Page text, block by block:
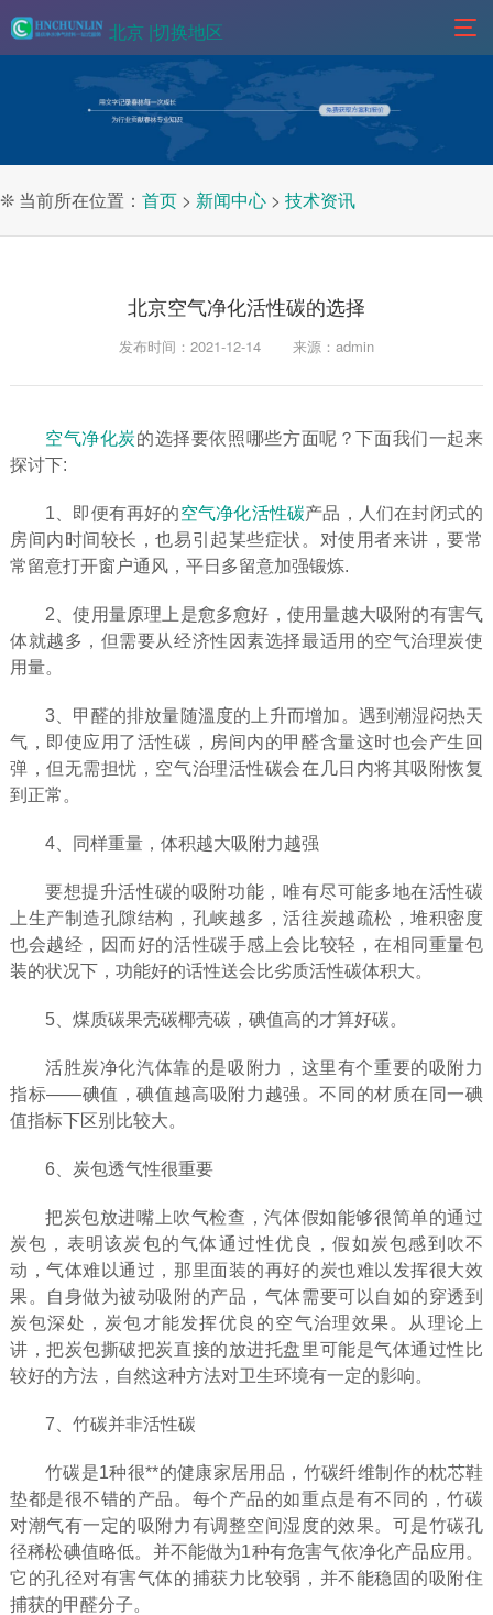
北京 |切换地区
❊ 当前所在位置： 首页 > 新闻中心 > 技术资讯
北京空气净化活性碳的选择
发布时间：2021-12-14 来源：admin
空气净化炭的选择要依照哪些方面呢？下面我们一起来
探讨下:
1、即便有再好的空气净化活性碳产品，人们在封闭式的
房间内时间较长，也易引起某些症状。对使用者来讲，要常
常留意打开窗户通风，平日多留意加强锻炼.
2、使用量原理上是愈多愈好，使用量越大吸附的有害气
体就越多，但需要从经济性因素选择最适用的空气治理炭使
用量。
3、甲醛的排放量随溫度的上升而增加。遇到潮湿闷热天
气，即使应用了活性碳，房间内的甲醛含量这时也会产生回
弹，但无需担忧，空气治理活性碳会在几日内将其吸附恢复
到正常。
4、同样重量，体积越大吸附力越强
要想提升活性碳的吸附功能，唯有尽可能多地在活性碳
上生产制造孔隙结构，孔峡越多，活往炭越疏松，堆积密度
也会越经，因而好的活性碳手感上会比较轻，在相同重量包
装的状况下，功能好的话性送会比劣质活性碳体积大。
5、煤质碳果壳碳椰壳碳，碘值高的才算好碳。
活胜炭净化汽体靠的是吸附力，这里有个重要的吸附力
指标——碘值，碘值越高吸附力越强。不同的材质在同一碘
值指标下区别比较大。
6、炭包透气性很重要
把炭包放进嘴上吹气检查，汽体假如能够很简单的通过
炭包，表明该炭包的气体通过性优良，假如炭包感到吹不
动，气体难以通过，那里面装的再好的炭也难以发挥很大效
果。自身做为被动吸附的产品，气体需要可以自如的穿透到
炭包深处，炭包才能发挥优良的空气治理效果。从理论上
讲，把炭包撕破把炭直接的放进托盘里可能是气体通过性比
较好的方法，自然这种方法对卫生环境有一定的影响。
7、竹碳并非活性碳
竹碳是1种很**的健康家居用品，竹碳纤维制作的枕芯鞋
垫都是很不错的产品。每个产品的如重点是有不同的，竹碳
对潮气有一定的吸附力有调整空间湿度的效果。可是竹碳孔
径稀松碘值略低。并不能做为1种有危害气依净化产品应用。
它的孔径对有害气体的捕获力比较弱，并不能稳固的吸附住
捕获的甲醛分子。